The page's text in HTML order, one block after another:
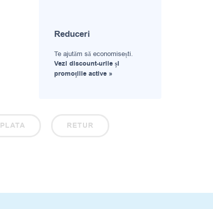
Reduceri
Te ajutăm să economisești.
Vezi discount-urile și
promoțiile active »
PLATA RETUR